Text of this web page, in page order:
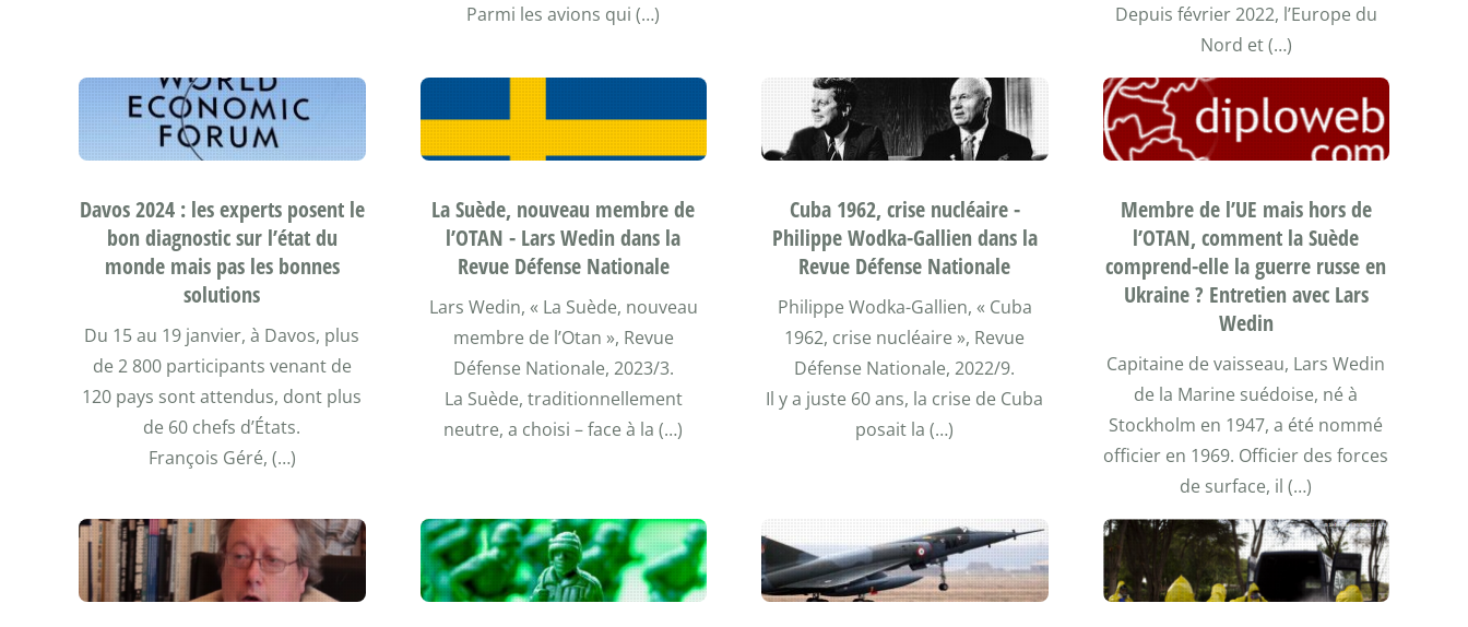
Parmi les avions qui (…)
Depuis février 2022, l’Europe du
Nord et (…)
Davos 2024 : les experts posent le
bon diagnostic sur l’état du
monde mais pas les bonnes
solutions
Du 15 au 19 janvier, à Davos, plus
de 2 800 participants venant de
120 pays sont attendus, dont plus
de 60 chefs d’États.
François Géré, (…)
La Suède, nouveau membre de
l’OTAN - Lars Wedin dans la
Revue Défense Nationale
Lars Wedin, « La Suède, nouveau
membre de l’Otan », Revue
Défense Nationale, 2023/3.
La Suède, traditionnellement
neutre, a choisi – face à la (…)
Cuba 1962, crise nucléaire -
Philippe Wodka-Gallien dans la
Revue Défense Nationale
Philippe Wodka-Gallien, « Cuba
1962, crise nucléaire », Revue
Défense Nationale, 2022/9.
Il y a juste 60 ans, la crise de Cuba
posait la (…)
Membre de l’UE mais hors de
l’OTAN, comment la Suède
comprend-elle la guerre russe en
Ukraine ? Entretien avec Lars
Wedin
Capitaine de vaisseau, Lars Wedin
de la Marine suédoise, né à
Stockholm en 1947, a été nommé
officier en 1969. Officier des forces
de surface, il (…)